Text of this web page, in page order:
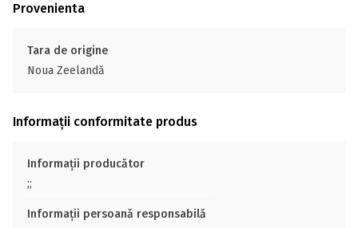
Provenienta
Tara de origine
Noua Zeelandă
Informații conformitate produs
Informații producător
;;
Informații persoană responsabilă